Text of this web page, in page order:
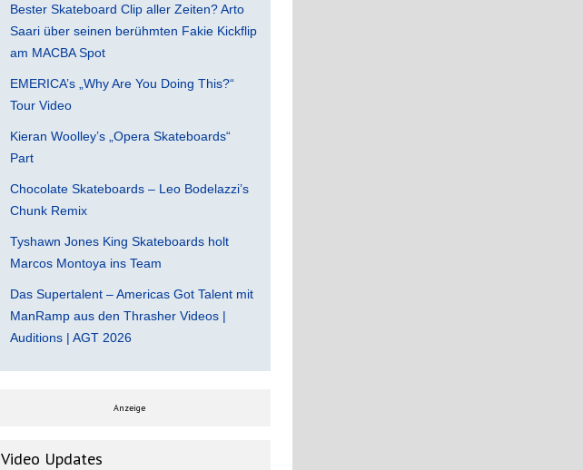
Bester Skateboard Clip aller Zeiten? Arto
Saari über seinen berühmten Fakie Kickflip
am MACBA Spot
EMERICA’s „Why Are You Doing This?“
Tour Video
Kieran Woolley’s „Opera Skateboards“
Part
Chocolate Skateboards – Leo Bodelazzi’s
Chunk Remix
Tyshawn Jones King Skateboards holt
Marcos Montoya ins Team
Das Supertalent – Americas Got Talent mit
ManRamp aus den Thrasher Videos |
Auditions | AGT 2026
Anzeige
Video Updates